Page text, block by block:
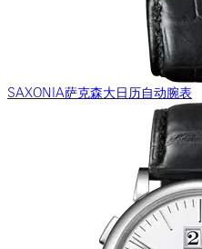
SAXONIA萨克森大日历自动腕表